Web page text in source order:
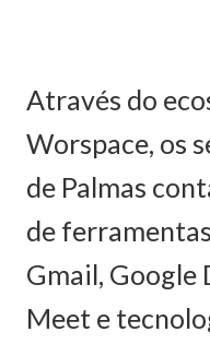
Através do
Worspace, os
de Palmas
de
Gmail, Google
Meet e